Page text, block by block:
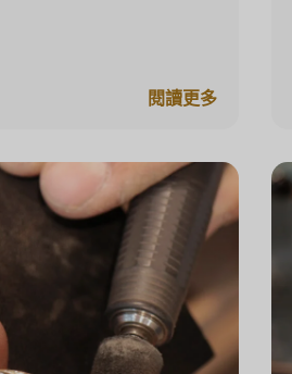
閱讀更多